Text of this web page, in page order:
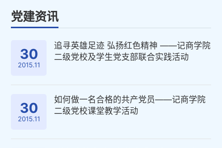
党建资讯
30
2015.11
追寻英雄足迹 弘扬红色精神 ——记商学院
二级党校及学生党支部联合实践活动
30
2015.11
如何做一名合格的共产党员——记商学院
二级党校课堂教学活动